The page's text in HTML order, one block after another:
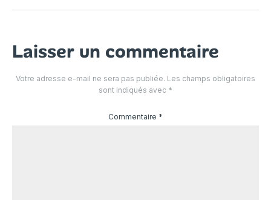
Laisser un commentaire
Votre adresse e-mail ne sera pas publiée. Les champs obligatoires
sont indiqués avec *
Commentaire *